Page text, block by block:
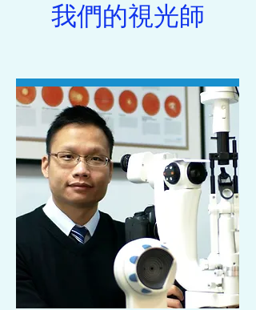
我們的視光師